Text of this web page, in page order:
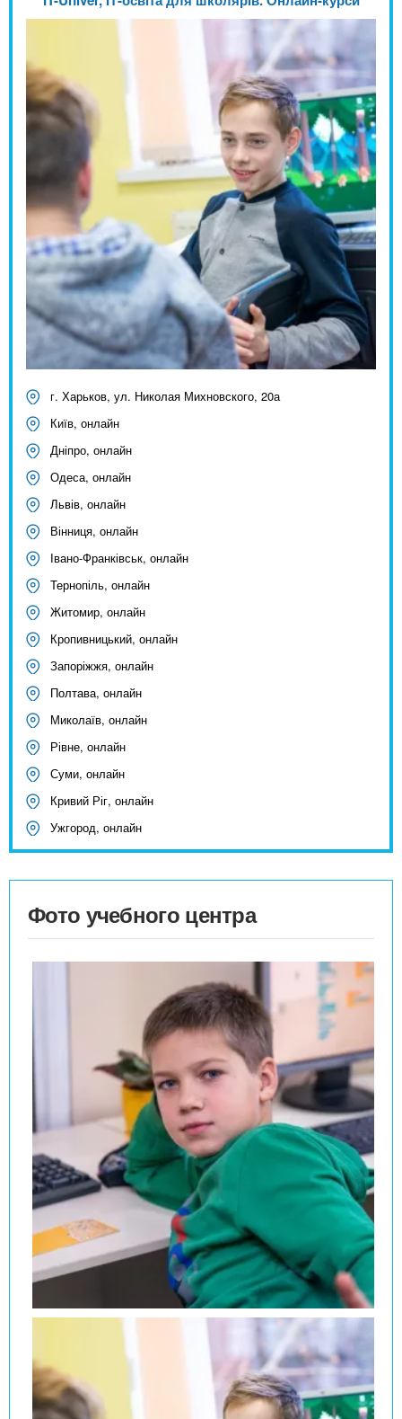
г. Харьков, ул. Николая Михновского, 20а
Київ, онлайн
Дніпро, онлайн
Одеса, онлайн
Львів, онлайн
Вінниця, онлайн
Івано-Франківськ, онлайн
Тернопіль, онлайн
Житомир, онлайн
Кропивницький, онлайн
Запоріжжя, онлайн
Полтава, онлайн
Миколаїв, онлайн
Рівне, онлайн
Суми, онлайн
Кривий Ріг, онлайн
Ужгород, онлайн
Фото учебного центра